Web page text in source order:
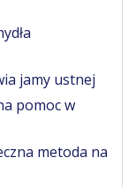
jamy ustnej
pomoc w
metoda na